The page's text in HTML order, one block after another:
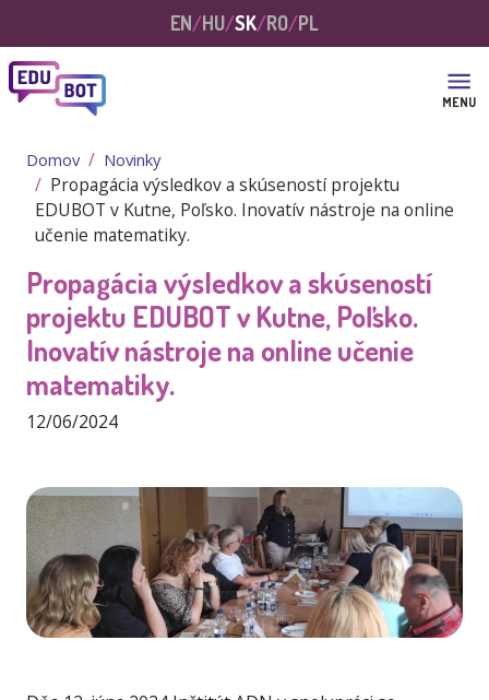
Skočiť na hlavný obsah
MENU
EN HU SK RO PL
Domov Novinky
Propagácia výsledkov a skúseností projektu
EDUBOT v Kutne, Poľsko. Inovatív nástroje na online
učenie matematiky.
Propagácia výsledkov a skúseností
projektu EDUBOT v Kutne, Poľsko.
Inovatív nástroje na online učenie
matematiky.
12/06/2024